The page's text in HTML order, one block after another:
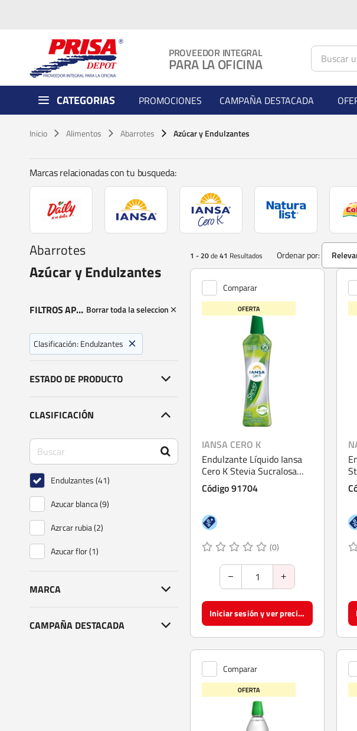
PROVEEDOR INTEGRAL
PARA LA OFICINA
CATEGORIAS PROMOCIONES CAMPAÑA DESTACADA
Inicio Alimentos Abarrotes Azúcar y Endulzantes
Marcas relacionadas con tu busqueda:
Abarrotes
Azúcar y Endulzantes
FILTROS APLICADOS Borrar toda la seleccion
Clasificación: Endulzantes
ESTADO DE PRODUCTO
CLASIFICACIÓN
Endulzantes (41)
Azucar blanca (9)
Azгcar rubia (2)
Azucar flor (1)
MARCA
CAMPAÑA DESTACADA
1 - 20de41 Resultados Ordenar por:
Comparar
IANSA CERO K
Endulzante Líquido Iansa
Cero K Stevia Sucralosa
350 ml
Código 91704
(0)
Iniciar sesión y ver precios
Comparar